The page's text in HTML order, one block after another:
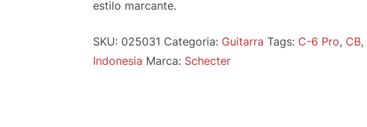
estilo marcante.
SKU: 025031 Categoria: Guitarra Tags: C-6 Pro, CB,
Indonesia Marca: Schecter